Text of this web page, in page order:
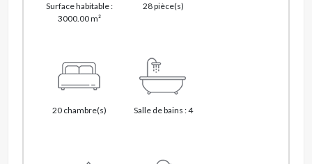
Surface habitable :
3000.00 m²
28 pièce(s)
20 chambre(s) Salle de bains : 4